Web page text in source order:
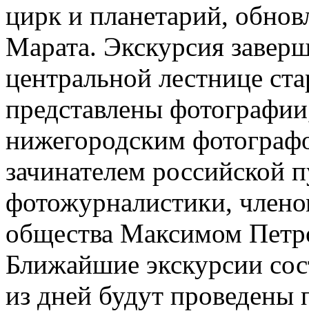
цирк и планетарий,
Марата. Экскурсия
центральной лестнице
представлены
нижегородским
зачинателем российской
фотожурналистики,
общества Максимом
Ближайшие экскурсии
из дней будут проведены